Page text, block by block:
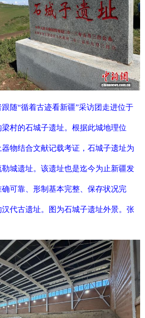
跟随“循着古迹看新疆”采访团走进位于
村的石城子遗址。根据此城地理位
物结合文献记载考证，石城子遗址为
城遗址。该遗址也是迄今为止新疆发
可靠、形制基本完整、保存状况完
代古遗址。图为石城子遗址外景。张